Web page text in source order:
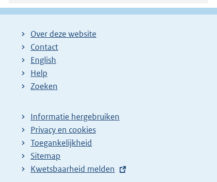
Over deze website
Contact
English
Help
Zoeken
Informatie hergebruiken
Privacy en cookies
Toegankelijkheid
Sitemap
E
Kwetsbaarheid melden